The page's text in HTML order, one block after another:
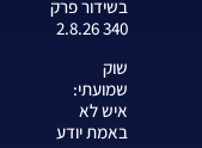
בשידור פרק
340 2.8.26
שוק
שמועתי:
איש לא
באמת יודע